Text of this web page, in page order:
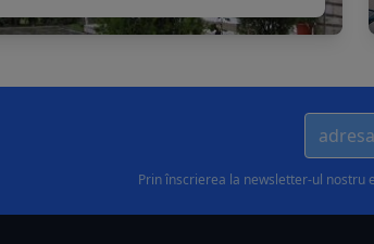
Prin înscrierea la newsletter-ul nostru